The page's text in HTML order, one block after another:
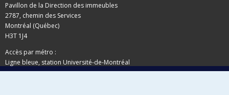
Pavillon de la Direction des immeubles
2787, chemin des Services
Montréal (Québec)
H3T 1J4
Accès par métro :
Ligne bleue, station Université-de-Montréal